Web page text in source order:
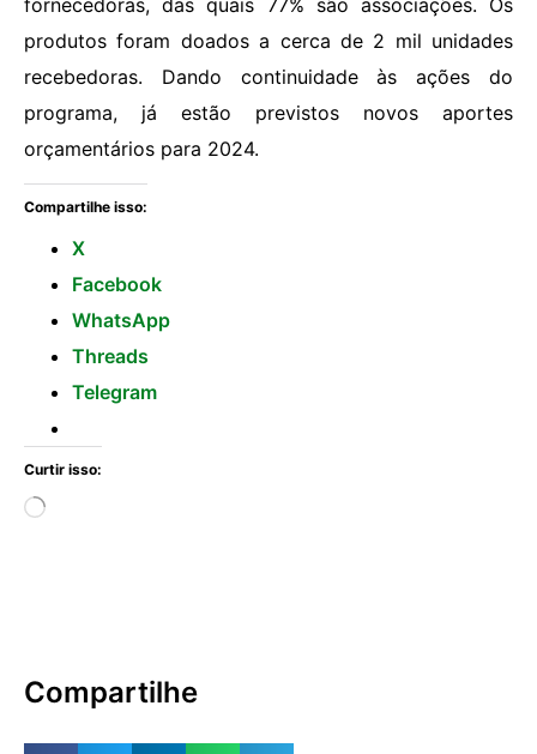
produtos foram doados a cerca de 2 mil unidades
recebedoras. Dando continuidade às ações do
programa, já estão previstos novos aportes
orçamentários para 2024.
Compartilhe isso:
X
Facebook
WhatsApp
Threads
Telegram
Curtir isso:
Compartilhe